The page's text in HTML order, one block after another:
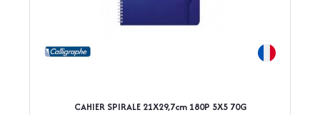
CAHIER SPIRALE 21X29,7cm 180P 5X5 70G